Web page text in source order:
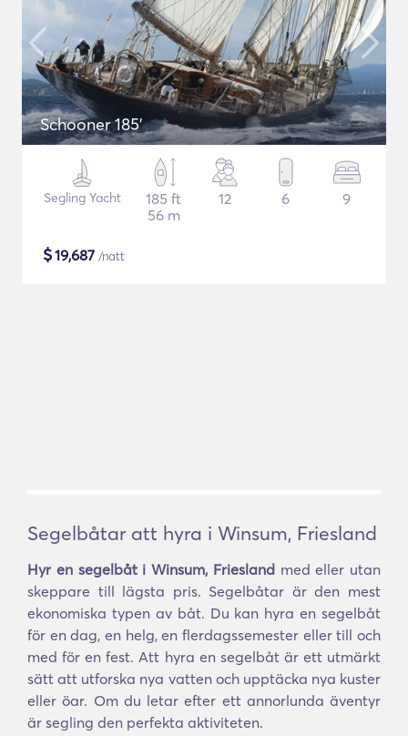
Schooner 185'
Segling Yacht
185 ft
56 m
12 6 9
$19,687 /natt
Segelbåtar att hyra i Winsum, Friesland
Hyr en segelbåt i Winsum, Friesland med eller utan
skeppare till lägsta pris. Segelbåtar är den mest
ekonomiska typen av båt. Du kan hyra en segelbåt
för en dag, en helg, en flerdagssemester eller till och
med för en fest. Att hyra en segelbåt är ett utmärkt
sätt att utforska nya vatten och upptäcka nya kuster
eller öar. Om du letar efter ett annorlunda äventyr
är segling den perfekta aktiviteten.